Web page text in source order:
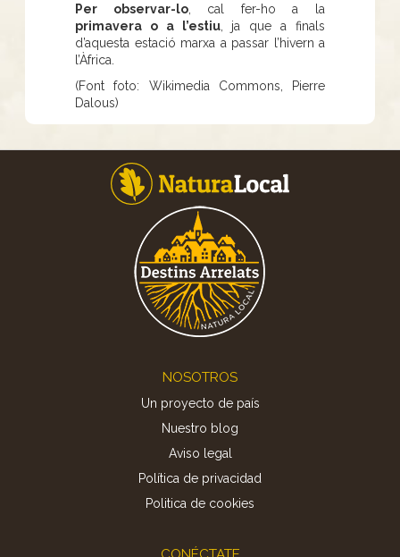
Per observar-lo, cal fer-ho a la
primavera o a l’estiu, ja que a finals
d’aquesta estació marxa a passar l’hivern a
l’Àfrica.
(Font foto: Wikimedia Commons, Pierre
Dalous)
NOSOTROS
Un proyecto de país
Nuestro blog
Aviso legal
Política de privacidad
Politica de cookies